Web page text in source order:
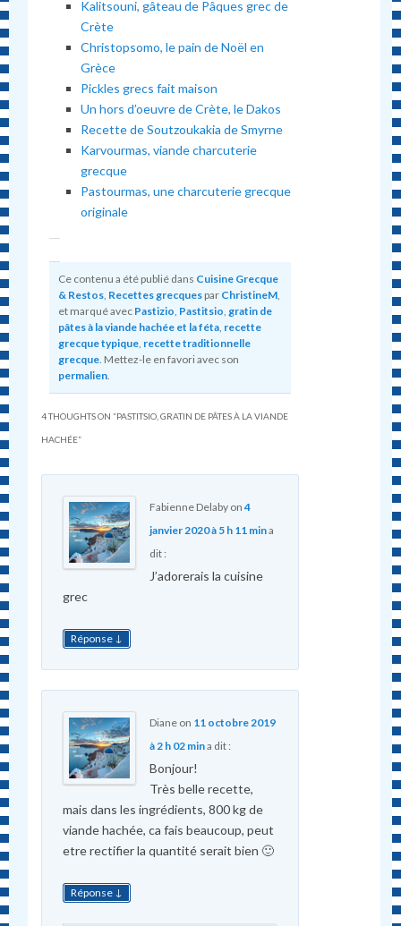
Kalitsouni, gâteau de Pâques grec de
Crète
Christopsomo, le pain de Noël en
Grèce
Pickles grecs fait maison
Un hors d’oeuvre de Crète, le Dakos
Recette de Soutzoukakia de Smyrne
Karvourmas, viande charcuterie
grecque
Pastourmas, une charcuterie grecque
originale
Ce contenu a été publié dans Cuisine Grecque
& Restos, Recettes grecques par ChristineM,
et marqué avec Pastizio, Pastitsio,gratin de
pâtes à la viande hachée et la féta, recette
grecque typique, recette traditionnelle
grecque. Mettez-le en favori avec son
permalien.
4 THOUGHTS ON “PASTITSIO, GRATIN DE PÂTES À LA VIANDE
HACHÉE”
Fabienne Delabyon4
janvier 2020 à 5 h 11 mina
dit :
J’adorerais la cuisine
grec
Réponse ↓
Dianeon 11 octobre 2019
à 2 h 02 mina dit :
Bonjour!
Très belle recette,
mais dans les ingrédients, 800 kg de
viande hachée, ca fais beaucoup, peut
etre rectifier la quantité serait bien 🙂
Réponse ↓